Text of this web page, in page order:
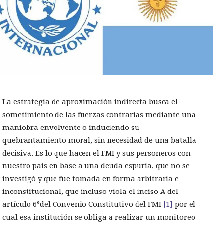
La estrategia de aproximación indirecta busca el
sometimiento de las fuerzas contrarias mediante una
maniobra envolvente o induciendo su
quebrantamiento moral, sin necesidad de una batalla
decisiva. Es lo que hacen el FMI y sus personeros con
nuestro país en base a una deuda espuria, que no se
investigó y que fue tomada en forma arbitraria e
inconstitucional, que incluso viola el inciso A del
artículo 6°del Convenio Constitutivo del FMI [1] por el
cual esa institución se obliga a realizar un monitoreo